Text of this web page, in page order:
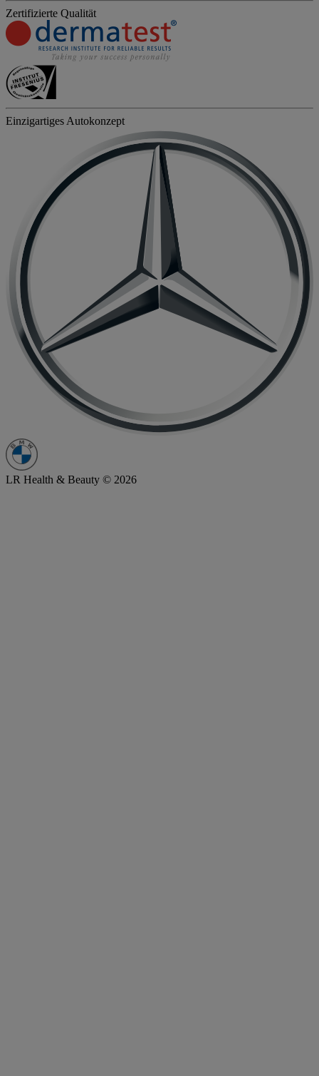
Zertifizierte Qualität
Einzigartiges Autokonzept
LR Health & Beauty © 2026